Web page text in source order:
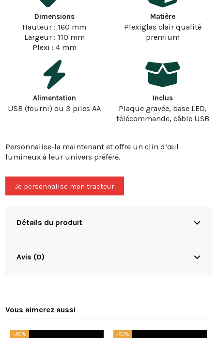
Dimensions
Hauteur : 160 mm
Largeur : 110 mm
Plexi : 4 mm
Matière
Plexiglas clair qualité
premium
Alimentation
USB (fourni) ou 3 piles AA
Inclus
Plaque gravée, base LED,
télécommande, câble USB
Personnalise-la maintenant et offre un clin d’œil
lumineux à leur univers préféré.
Je personnalise mon tracteur
Détails du produit
Avis (0)
Vous aimerez aussi
-20% -20%